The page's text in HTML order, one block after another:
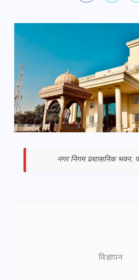
नगर निगम प्रशासनिक भवन.
विज्ञापन